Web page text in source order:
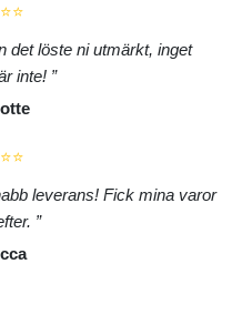
det löste ni utmärkt, inget
inte!
leverans! Fick mina varor